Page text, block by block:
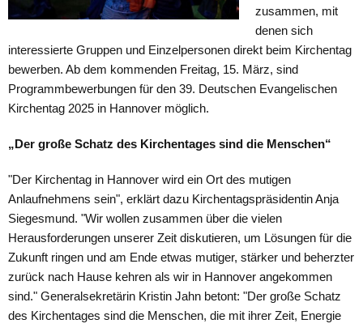
zusammen, mit
denen sich
interessierte Gruppen und Einzelpersonen direkt beim Kirchentag
bewerben. Ab dem kommenden Freitag, 15. März, sind
Programmbewerbungen für den 39. Deutschen Evangelischen
Kirchentag 2025 in Hannover möglich.
„Der große Schatz des Kirchentages sind die Menschen“
"Der Kirchentag in Hannover wird ein Ort des mutigen
Anlaufnehmens sein", erklärt dazu Kirchentagspräsidentin Anja
Siegesmund. "Wir wollen zusammen über die vielen
Herausforderungen unserer Zeit diskutieren, um Lösungen für die
Zukunft ringen und am Ende etwas mutiger, stärker und beherzter
zurück nach Hause kehren als wir in Hannover angekommen
sind." Generalsekretärin Kristin Jahn betont: "Der große Schatz
des Kirchentages sind die Menschen, die mit ihrer Zeit, Energie